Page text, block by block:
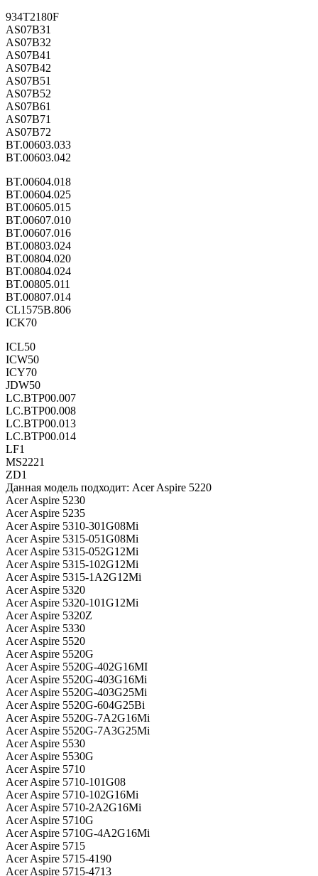
934T2180F
AS07B31
AS07B32
AS07B41
AS07B42
AS07B51
AS07B52
AS07B61
AS07B71
AS07B72
BT.00603.033
BT.00603.042
BT.00604.018
BT.00604.025
BT.00605.015
BT.00607.010
BT.00607.016
BT.00803.024
BT.00804.020
BT.00804.024
BT.00805.011
BT.00807.014
CL1575B.806
ICK70
ICL50
ICW50
ICY70
JDW50
LC.BTP00.007
LC.BTP00.008
LC.BTP00.013
LC.BTP00.014
LF1
MS2221
ZD1
Данная модель подходит: Acer Aspire 5220
Acer Aspire 5230
Acer Aspire 5235
Acer Aspire 5310-301G08Mi
Acer Aspire 5315-051G08Mi
Acer Aspire 5315-052G12Mi
Acer Aspire 5315-102G12Mi
Acer Aspire 5315-1A2G12Mi
Acer Aspire 5320
Acer Aspire 5320-101G12Mi
Acer Aspire 5320Z
Acer Aspire 5330
Acer Aspire 5520
Acer Aspire 5520G
Acer Aspire 5520G-402G16MI
Acer Aspire 5520G-403G16Mi
Acer Aspire 5520G-403G25Mi
Acer Aspire 5520G-604G25Bi
Acer Aspire 5520G-7A2G16Mi
Acer Aspire 5520G-7A3G25Mi
Acer Aspire 5530
Acer Aspire 5530G
Acer Aspire 5710
Acer Aspire 5710-101G08
Acer Aspire 5710-102G16Mi
Acer Aspire 5710-2A2G16Mi
Acer Aspire 5710G
Acer Aspire 5710G-4A2G16Mi
Acer Aspire 5715
Acer Aspire 5715-4190
Acer Aspire 5715-4713